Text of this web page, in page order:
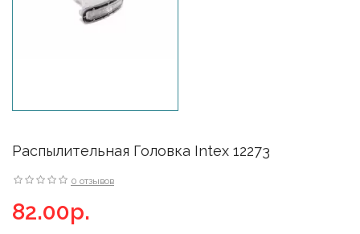
Распылительная Головка Intex 12273
0 отзывов
82.00р.